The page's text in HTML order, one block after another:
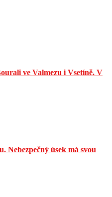
ve Valmezu i Vsetíně. V
Nebezpečný úsek má svou